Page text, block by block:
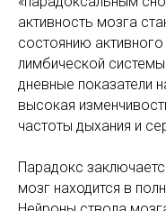
активность мозга
состоянию
лимбической
дневные показатели
высокая
частоты дыхания и
Парадокс
мозг находится в